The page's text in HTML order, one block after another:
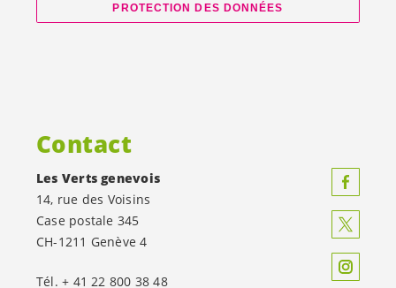
PROTECTION DES DONNÉES
Contact
Les Verts genevois
14, rue des Voisins
Case postale 345
CH-1211 Genève 4
Tél. + 41 22 800 38 48